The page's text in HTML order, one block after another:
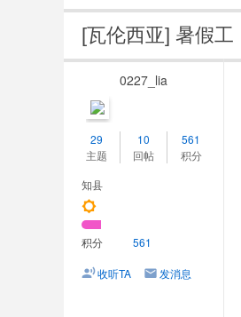
华
网
[瓦伦西亚] 暑假工
0227_lia
29
主题
10
回帖
561
积分
知县
积分 561
收听TA 发消息